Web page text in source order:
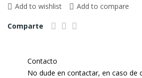
Add to wishlist
Add to compare
Comparte
Contacto
No dude en contactar, en caso de